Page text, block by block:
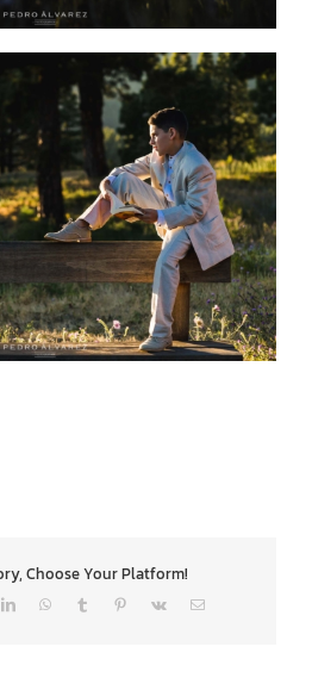
Choose Your Platform!
LinkedInWhatsAppTumblrPinterestVk
Correo